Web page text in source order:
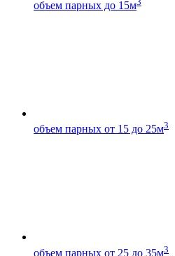
объем парных до 15м
объем парных от 15 до 25м3
объем парных от 25 до 35м3